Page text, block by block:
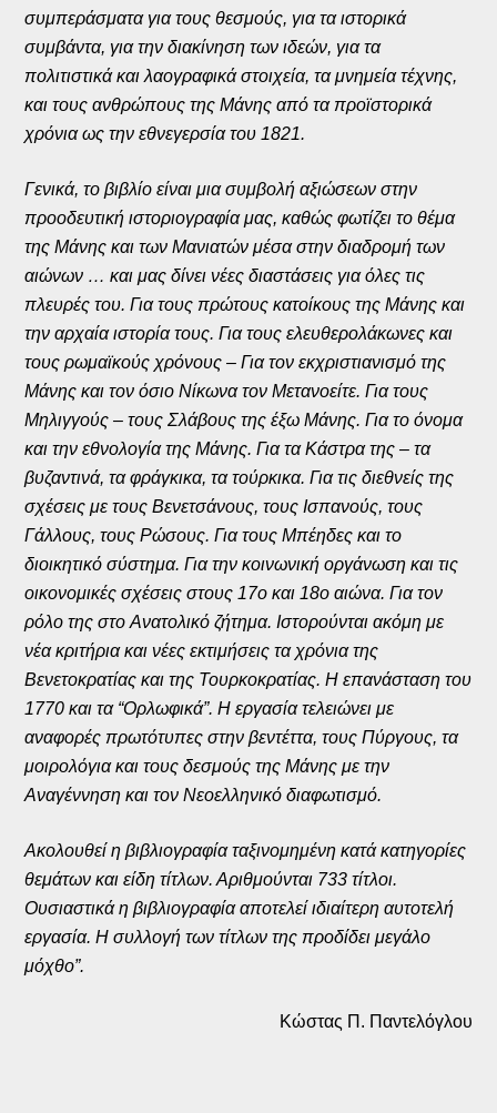
συμπεράσματα για τους θεσμούς, για τα ιστορικά
συμβάντα, για την διακίνηση των ιδεών, για τα
πολιτιστικά και λαογραφικά στοιχεία, τα μνημεία τέχνης,
και τους ανθρώπους της Μάνης από τα προϊστορικά
χρόνια ως την εθνεγερσία του 1821.
Γενικά, το βιβλίο είναι μια συμβολή αξιώσεων στην
προοδευτική ιστοριογραφία μας, καθώς φωτίζει το θέμα
της Μάνης και των Μανιατών μέσα στην διαδρομή των
αιώνων … και μας δίνει νέες διαστάσεις για όλες τις
πλευρές του. Για τους πρώτους κατοίκους της Μάνης και
την αρχαία ιστορία τους. Για τους ελευθερολάκωνες και
τους ρωμαϊκούς χρόνους – Για τον εκχριστιανισμό της
Μάνης και τον όσιο Νίκωνα τον Μετανοείτε. Για τους
Μηλιγγούς – τους Σλάβους της έξω Μάνης. Για το όνομα
και την εθνολογία της Μάνης. Για τα Κάστρα της – τα
βυζαντινά, τα φράγκικα, τα τούρκικα. Για τις διεθνείς της
σχέσεις με τους Βενετσάνους, τους Ισπανούς, τους
Γάλλους, τους Ρώσους. Για τους Μπέηδες και το
διοικητικό σύστημα. Για την κοινωνική οργάνωση και τις
οικονομικές σχέσεις στους 17ο και 18ο αιώνα. Για τον
ρόλο της στο Ανατολικό ζήτημα. Ιστορούνται ακόμη με
νέα κριτήρια και νέες εκτιμήσεις τα χρόνια της
Βενετοκρατίας και της Τουρκοκρατίας. Η επανάσταση του
1770 και τα “Ορλωφικά”. Η εργασία τελειώνει με
αναφορές πρωτότυπες στην βεντέττα, τους Πύργους, τα
μοιρολόγια και τους δεσμούς της Μάνης με την
Αναγέννηση και τον Νεοελληνικό διαφωτισμό.
Ακολουθεί η βιβλιογραφία ταξινομημένη κατά κατηγορίες
θεμάτων και είδη τίτλων. Αριθμούνται 733 τίτλοι.
Ουσιαστικά η βιβλιογραφία αποτελεί ιδιαίτερη αυτοτελή
εργασία. Η συλλογή των τίτλων της προδίδει μεγάλο
μόχθο”.
Κώστας Π. Παντελόγλου